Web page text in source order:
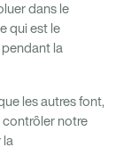
dans le
qui est le
la
les autres font,
contrôler notre
la